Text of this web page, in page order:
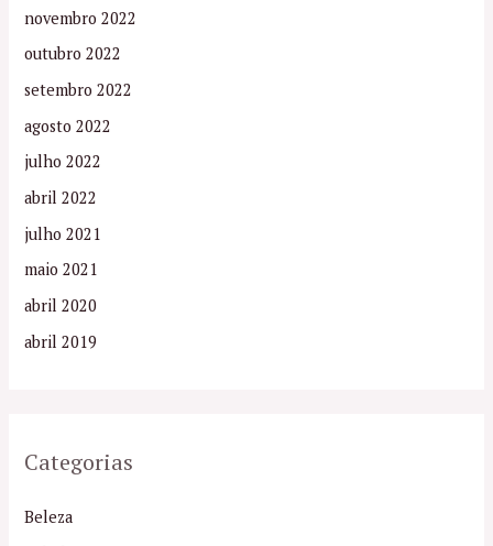
novembro 2022
outubro 2022
setembro 2022
agosto 2022
julho 2022
abril 2022
julho 2021
maio 2021
abril 2020
abril 2019
Categorias
Beleza